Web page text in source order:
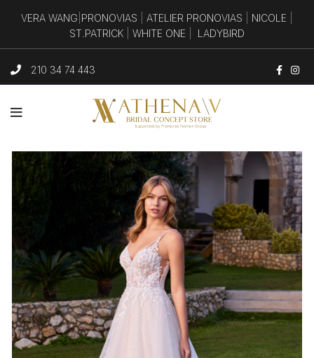
210 34 74 443
VERA WANG PRONOVIAS ATELIER PRONOVIAS NICOLE
ST.PATRICK
WHITE ONE LADYBIRD